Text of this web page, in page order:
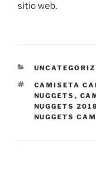
sitio web.
CATEGORÍAS
ETIQUETAS
CAMISETA
NUGGETS ,
NUGGETS
NUGGETS